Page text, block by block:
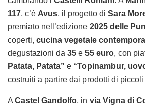
117, c’è Avus, il progetto di Sara
premiato nell’edizione 2025 delle
coperti, cucina vegetale
degustazioni da 35 e 55 euro, con
Patata, Patata” e “Topinambur,
costruiti a partire dai prodotti di
A Castel Gandolfo, in via Vigna di